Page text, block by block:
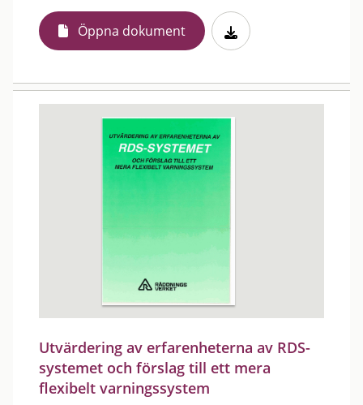
Öppna dokument
Utvärdering av erfarenheterna av RDS-
systemet och förslag till ett mera
flexibelt varningssystem